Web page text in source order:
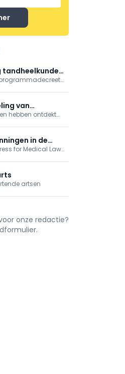
UHasselt
van
hebben ontdekt
in de
for Medical Law,
officieel
artsen
onze redactie?